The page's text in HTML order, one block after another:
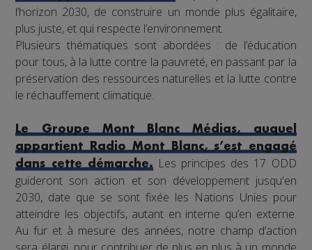
l’horizon 2030, de construire un monde plus égalitaire,
plus juste, et qui respecte l’environnement.
Plusieurs thématiques sont abordées : de l’éducation
pour tous, à la lutte contre la pauvreté, en passant par la
préservation des ressources naturelles et la lutte contre
le réchauffement climatique.
Le Groupe Mont Blanc Médias, auquel
appartient Radio Mont Blanc, s’est engagé
dans cette démarche.Les principes des 17 ODD
guideront son action et son développement jusqu'en
2030, date que se sont fixée les Nations Unies pour
atteindre les objectifs, autant en interne qu’en externe.
Au fur et à mesure des années, notre champ d’action